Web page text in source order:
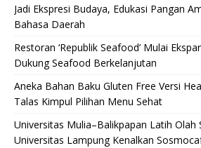
Jadi Ekspresi Budaya, Edukasi Pangan
Bahasa Daerah
Restoran ‘Republik Seafood’ Mulai
Dukung Seafood Berkelanjutan
Aneka Bahan Baku Gluten Free Versi
Talas Kimpul Pilihan Menu Sehat
Universitas Mulia–Balikpapan Latih Olah
Universitas Lampung Kenalkan